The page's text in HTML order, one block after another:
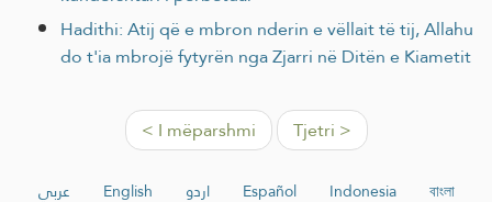
Hadithi: Atij që e mbron nderin e vëllait të tij, Allahu
do t'ia mbrojë fytyrën nga Zjarri në Ditën e Kiametit
< I mëparshmi Tjetri >
عربي English اردو Español Indonesia
বাংলা